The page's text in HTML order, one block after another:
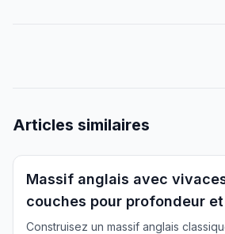
Articles similaires
Inspiration
Massif anglais avec
couches pour profondeur
Construisez un massif anglais